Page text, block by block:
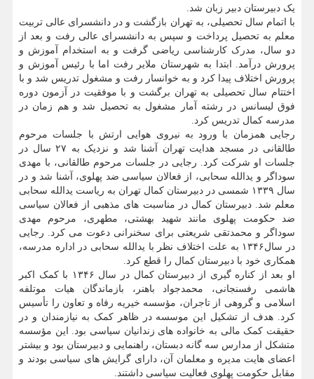
یک دبیرستان دبیر زبان شد.
با اتمام سال تحصیلی، به تهران بازگشت و در دانشسرای عالی تربیت
معلم به تحصیل پرداخت و سپس به دانشسرای عالی رفت و بعد از
دو سال، مدرک کارشناسی ریاضی گرفت و به استخدام آموزش و
پرورش درآمد. ابتدا به شهرستان ملایر رفت اما با رئیس آموزش و
پرورش اختلاف پیدا کرد و به خوانسار رفت و مشغول تدریس شد و با
اختتام سال تحصیلی به تهران برگشت و با موفقیت در آزمون دوره
فوق لیسانس در رشته آمار مشغول به تحصیل شد و هم زمان در
مدرسه کمال تدریس کرد.
رجایی همزمان با ورود به نیروی هوایی ارتش با جلسات مرحوم
طالقانی در مسجد هدایت تهران آشنا شد و نزدیک به ۲۷ سال در
جلسات او شرکت کرد. رجایی در جلسات مرحوم طالقانی، با مهدی
سوداگر و یدالله سحابی، از فعالان سیاسی ضد پهلوی، آشنا شد و در
سال ۱۳۳۹ شمسی در دبیرستان کمال تهران به ریاست یدالله سحابی
معلم شد. دبیرستان کمال در مناسبت های مذهبی از فعالان سیاسی
ضد حکومت پهلوی مانند شهید بهشتی، مطهری، مرحوم مهدی
سوداگر و محمدتقی شریعتی برای سخنرانی دعوت می کرد. رجایی
در سال۱۳۴۶ به علت اختلاف نظر با یدالله سحابی در اداره مدرسه،
همکاری خود با دبیرستان کمال را قطع کرد.
او بعد از کناره گیری از دبیرستان کمال در سال ۱۳۴۶ با کمک اکبر
هاشمی رفسنجانی، محمدجواد باهنر، بازماندگان هیات موتلفه
اسلامی و گروهی از تاجران، مؤسسه خیریه رفاه و تعاون را تأسیس
کرد. هدف از تشکیل این موسسه در ظاهر کمک به نیازمندان و در
حقیقت کمک مالی به خانواده های زندانیان سیاسی بود. این مؤسسه
متشکل از مدارس سه گانه دبستان، راهنمایی و دبیرستان بود و بیشتر
اعضای هایت مدیره و معلمان آن، دارای گرایش های سیاسی بودند و
مقابل حکومت پهلوی فعالیت سیاسی داشتند.